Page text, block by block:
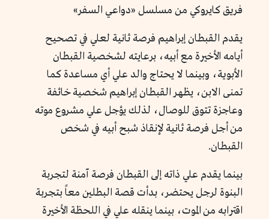
فريق كايروكي من مسلسل «دواعي السفر»
يقدم القبطان إبراهيم فرصة ثانية لعلي في تصحيح
أيامه الأخيرة مع أبيه، برعايته لشخصية القبطان
الأبوية، وبينما لا يحتاج والد علي أي مساعدة كما
تمنى الابن، يظهر القبطان إبراهيم شخصية خائفة
وعاجزة تتوق للوصال، لذلك يؤجل علي مشروع موته
من أجل فرصة ثانية لإنقاذ شبح أبيه في شخص
القبطان.
بينما يقدم علي ذاته إلى القبطان فرصة آمنة لتجربة
البنوة لرجل يحتضر، بدأت قصة البطلين معاً بتجربة
اقترابه من الموت، بينما ينقله علي في اللحظة الأخيرة